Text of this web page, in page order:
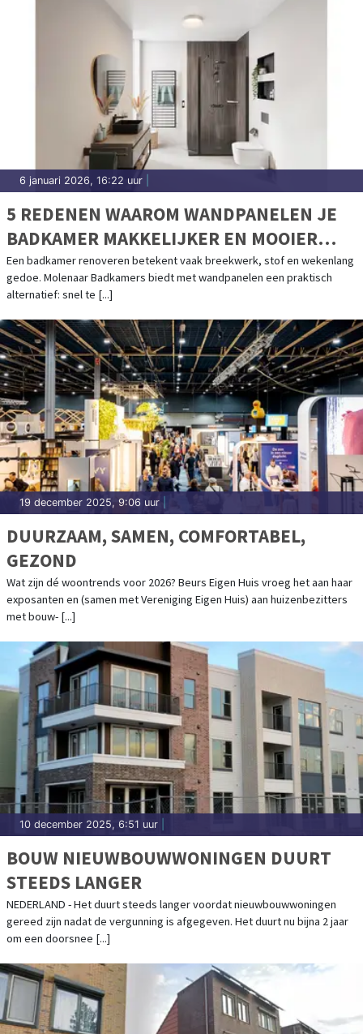
6 januari 2026, 16:22 uur
5 REDENEN WAAROM WANDPANELEN JE
BADKAMER MAKKELIJKER EN MOOIER
MAKEN
Een badkamer renoveren betekent vaak breekwerk, stof en wekenlang
gedoe. Molenaar Badkamers biedt met wandpanelen een praktisch
alternatief: snel te [...]
19 december 2025, 9:06 uur
DUURZAAM, SAMEN, COMFORTABEL,
GEZOND
Wat zijn dé woontrends voor 2026? Beurs Eigen Huis vroeg het aan haar
exposanten en (samen met Vereniging Eigen Huis) aan huizenbezitters
met bouw- [...]
10 december 2025, 6:51 uur
BOUW NIEUWBOUWWONINGEN DUURT
STEEDS LANGER
NEDERLAND - Het duurt steeds langer voordat nieuwbouwwoningen
gereed zijn nadat de vergunning is afgegeven. Het duurt nu bijna 2 jaar
om een doorsnee [...]